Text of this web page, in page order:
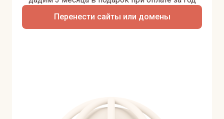
Перенести сайты или домены